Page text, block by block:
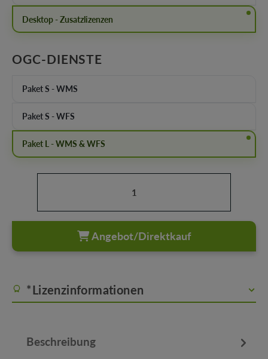
Desktop - Zusatzlizenzen
OGC-DIENSTE
Paket S - WMS
Paket S - WFS
Paket L - WMS & WFS
Angebot/Direktkauf
*Lizenzinformationen
Beschreibung